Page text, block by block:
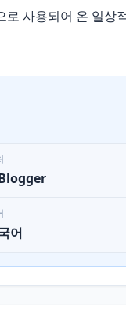
사용되어 온 일
어